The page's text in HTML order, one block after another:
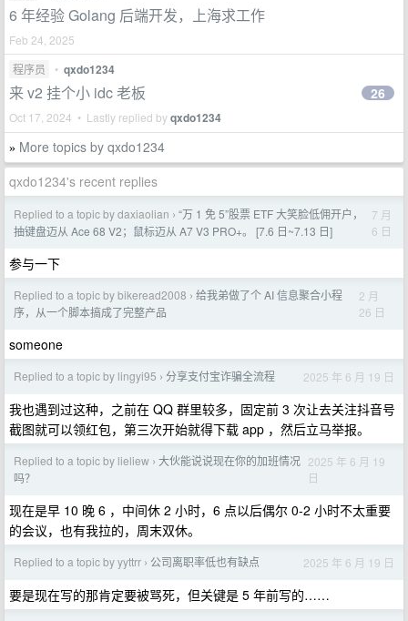
6 年经验 Golang 后端开发，上海求工作
Feb 24, 2025
程序员
• qxdo1234
来 v2 挂个小 idc 老板
Oct 17, 2024 • Lastly replied byqxdo1234
26
» More topics by qxdo1234
qxdo1234's recent replies
Replied to a topic by daxiaolian › “万 1 免 5”股票 ETF 大笑脸低佣开户，
抽键盘迈从 Ace 68 V2；鼠标迈从 A7 V3 PRO+。 [7.6 日~7.13 日]
7 月
6 日
参与一下
Replied to a topic by bikeread2008 › 给我弟做了个 AI 信息聚合小程
序，从一个脚本搞成了完整产品
2 月
26 日
someone
Replied to a topic by lingyi95 › 分享支付宝诈骗全流程 2025 年 6 月 19 日
我也遇到过这种，之前在 QQ 群里较多，固定前 3 次让去关注抖音号
截图就可以领红包，第三次开始就得下载 app ，然后立马举报。
Replied to a topic by lieliew › 大伙能说说现在你的加班情况
吗？
2025 年 6 月 19
日
现在是早 10 晚 6 ，中间休 2 小时，6 点以后偶尔 0-2 小时不太重要
的会议，也有我拉的，周末双休。
Replied to a topic by yyttrr › 公司离职率低也有缺点 2025 年 6 月 19 日
要是现在写的那肯定要被骂死，但关键是 5 年前写的……